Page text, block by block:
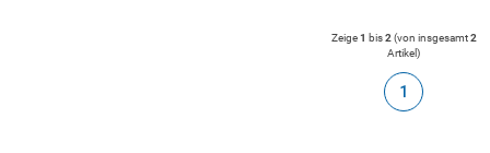
Zeige1 bis2 (von insgesamt2
Artikel)
1